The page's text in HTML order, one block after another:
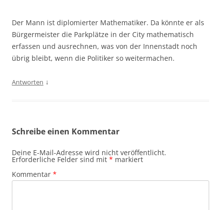
Der Mann ist diplomierter Mathematiker. Da könnte er als
Bürgermeister die Parkplätze in der City mathematisch
erfassen und ausrechnen, was von der Innenstadt noch
übrig bleibt, wenn die Politiker so weitermachen.
Antworten ↓
Schreibe einen Kommentar
Deine E-Mail-Adresse wird nicht veröffentlicht.
Erforderliche Felder sind mit * markiert
Kommentar *